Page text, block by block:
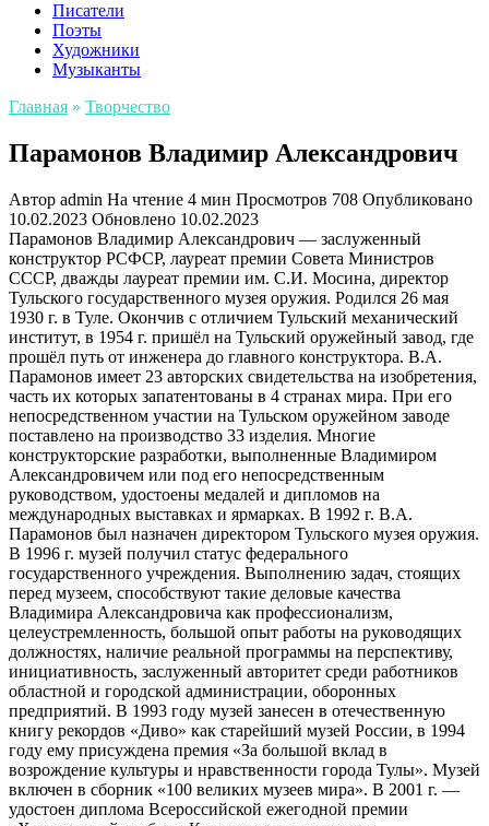
Писатели
Поэты
Художники
Музыканты
Главная » Творчество
Парамонов Владимир Александрович
Автор admin На чтение 4 мин Просмотров 708 Опубликовано
10.02.2023 Обновлено 10.02.2023
Парамонов Владимир Александрович — заслуженный
конструктор РСФСР, лауреат премии Совета Министров
СССР, дважды лауреат премии им. С.И. Мосина, директор
Тульского государственного музея оружия. Родился 26 мая
1930 г. в Туле. Окончив с отличием Тульский механический
институт, в 1954 г. пришёл на Тульский оружейный завод, где
прошёл путь от инженера до главного конструктора. В.А.
Парамонов имеет 23 авторских свидетельства на изобретения,
часть их которых запатентованы в 4 странах мира. При его
непосредственном участии на Тульском оружейном заводе
поставлено на производство 33 изделия. Многие
конструкторские разработки, выполненные Владимиром
Александровичем или под его непосредственным
руководством, удостоены медалей и дипломов на
международных выставках и ярмарках. В 1992 г. В.А.
Парамонов был назначен директором Тульского музея оружия.
В 1996 г. музей получил статус федерального
государственного учреждения. Выполнению задач, стоящих
перед музеем, способствуют такие деловые качества
Владимира Александровича как профессионализм,
целеустремленность, большой опыт работы на руководящих
должностях, наличие реальной программы на перспективу,
инициативность, заслуженный авторитет среди работников
областной и городской администрации, оборонных
предприятий. В 1993 году музей занесен в отечественную
книгу рекордов «Диво» как старейший музей России, в 1994
году ему присуждена премия «За большой вклад в
возрождение культуры и нравственности города Тулы». Музей
включен в сборник «100 великих музеев мира». В 2001 г. —
удостоен диплома Всероссийской ежегодной премии